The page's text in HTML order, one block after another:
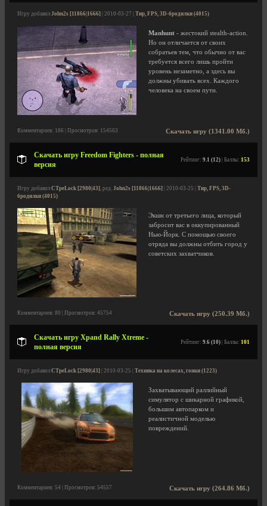
Игру добавил John2s [11866|1666] | 2010-03-27 | Тир, FPS, 3D-бродилки (4015)
Manhunt - жестокий stealth-action.
Но он отличается от своих
собратьев тем, что обычно от вас
требуется всего лишь пройти
уровень незаметно, а здесь вы
должны убивать всех. Каждого
человека на своем пути.
Скачать игру (1341.00 Мб.)
Комментариев: 186 | Просмотров: 154563
Скачать игру Freedom Fighters - полная
версия
Рейтинг: 9.1 (12) | Баллы: 153
Игру добавил CTpeLock [2980|43], ред. John2s [11866|1666] | 2010-03-25 | Тир, FPS, 3D-
бродилки (4015)
Экшн от третьего лица, который
забросит вас в оккупированный
Нью-Йорк. С помощью своего
отряда вы должны отбить город у
советских захватчиков.
Скачать игру (250.39 Мб.)
Комментариев: 80 | Просмотров: 45754
Скачать игру Xpand Rally Xtreme -
полная версия
Рейтинг: 9.6 (10) | Баллы: 101
Игру добавил CTpeLock [2980|43] | 2010-03-25 | Техника на колесах, гонки (1223)
Захватывающий раллийный
симулятор с шикарной графикой,
большим автопарком и
реалистичной моделью
повреждений.
Скачать игру (264.86 Мб.)
Комментариев: 54 | Просмотров: 54557